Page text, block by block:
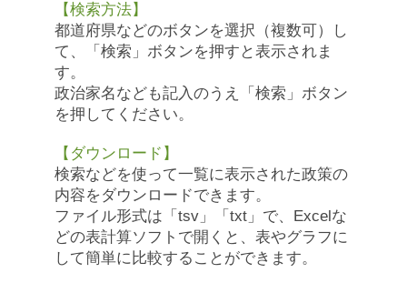
【検索方法】
都道府県などのボタンを選択（複数可）し
て、「検索」ボタンを押すと表示されま
す。
政治家名なども記入のうえ「検索」ボタン
を押してください。
【ダウンロード】
検索などを使って一覧に表示された政策の
内容をダウンロードできます。
ファイル形式は「tsv」「txt」で、Excelな
どの表計算ソフトで開くと、表やグラフに
して簡単に比較することができます。